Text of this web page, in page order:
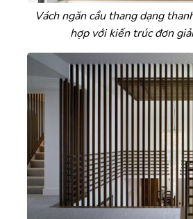
Vách ngăn cầu thang dạng
hợp với kiến trúc đơn